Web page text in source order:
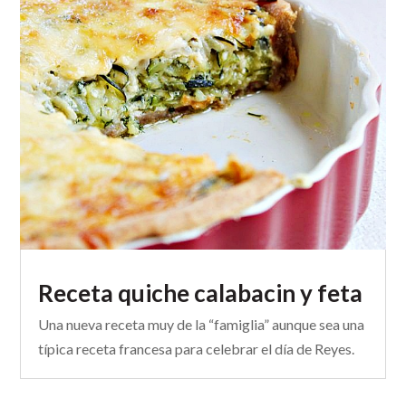
Receta quiche calabacin y feta
Una nueva receta muy de la “famiglia” aunque sea una
típica receta francesa para celebrar el día de Reyes.